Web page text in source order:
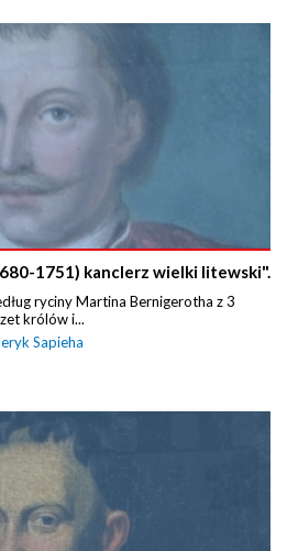
1751) kanclerz wielki litewski".
ryciny Martina Bernigerotha z 3
królów i...
Sapieha